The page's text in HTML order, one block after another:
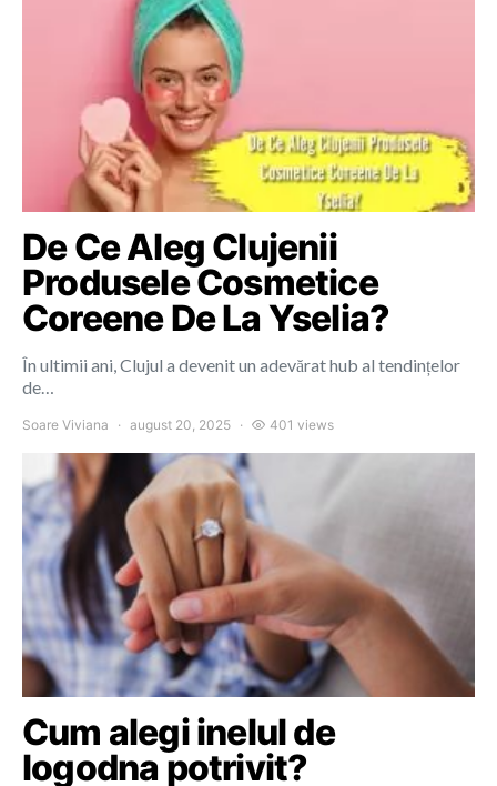
De Ce Aleg Clujenii
Produsele Cosmetice
Coreene De La Yselia?
În ultimii ani, Clujul a devenit un adevărat hub al tendințelor
de…
Soare Viviana august 20, 2025 401 views
Cum alegi inelul de
logodna potrivit?